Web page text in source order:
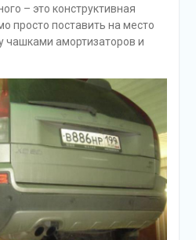
– это конструктивная
просто поставить на место
амортизаторов и